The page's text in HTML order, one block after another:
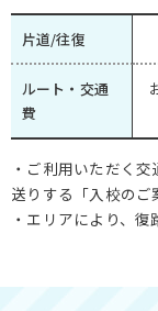
片道/往復
ルート・交通
費
・ご利用いただく
送りする「入校のご
・エリアにより、